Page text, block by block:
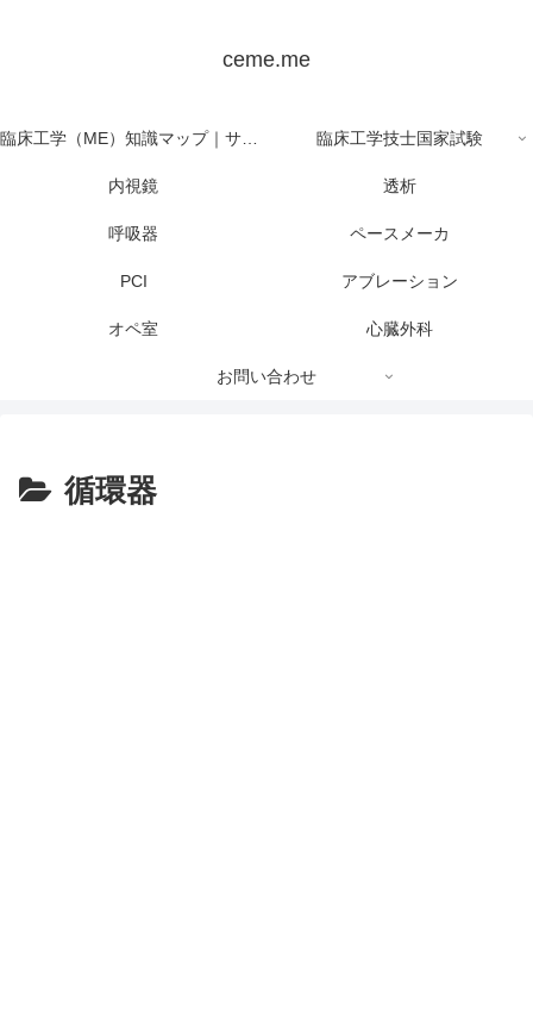
ceme.me
臨床工学（ME）知識マップ｜サイト全体の目次 臨床工学技士国家試験
内視鏡 透析
呼吸器 ペースメーカ
PCI アブレーション
オペ室 心臓外科
お問い合わせ
循環器